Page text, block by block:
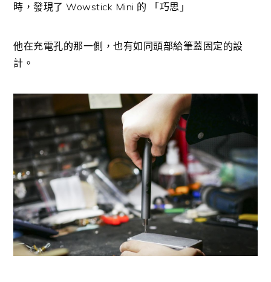
時，發現了 Wowstick Mini 的 「巧思」
他在充電孔的那一側，也有如同頭部給筆蓋固定的設
計。